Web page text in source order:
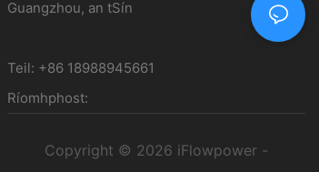
Guangzhou, an tSín
Teil: +86 18988945661
Ríomhphost:
Copyright © 2026 iFlowpower -